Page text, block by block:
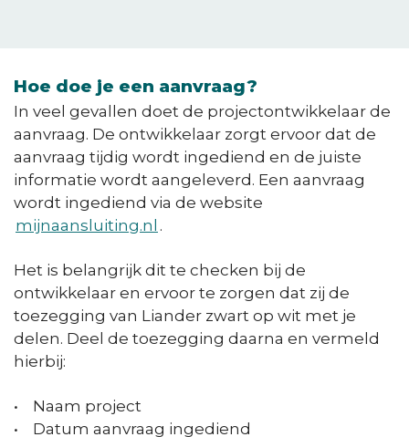
Hoe doe je een aanvraag?
In veel gevallen doet de projectontwikkelaar de
aanvraag. De ontwikkelaar zorgt ervoor dat de
aanvraag tijdig wordt ingediend en de juiste
informatie wordt aangeleverd. Een aanvraag
wordt ingediend via de website
mijnaansluiting.nl .
Het is belangrijk dit te checken bij de
ontwikkelaar en ervoor te zorgen dat zij de
toezegging van Liander zwart op wit met je
delen. Deel de toezegging daarna en vermeld
hierbij:
• Naam project
• Datum aanvraag ingediend